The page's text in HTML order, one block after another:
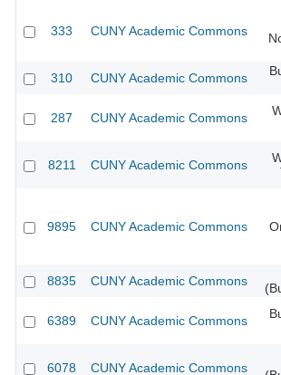
333 CUNY Academic Commons
310 CUNY Academic Commons
287 CUNY Academic Commons
8211 CUNY Academic Commons
9895 CUNY Academic Commons
8835 CUNY Academic Commons
6389 CUNY Academic Commons
6078 CUNY Academic Commons